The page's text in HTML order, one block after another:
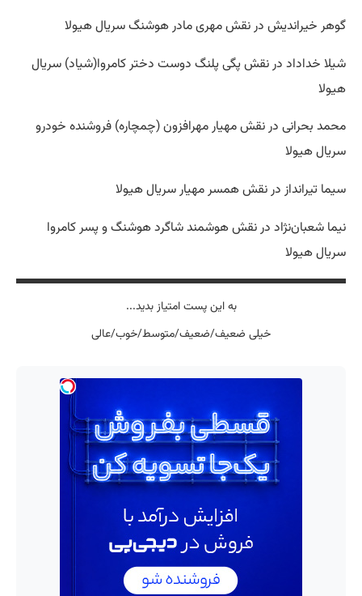
گوهر خیراندیش در نقش مهری مادر هوشنگ سریال هیولا
شیلا خداداد در نقش پگی پلنگ دوست دختر کامروا(شیاد) سریال
هیولا
محمد بحرانی در نقش مهیار مهرافزون (چمچاره) فروشنده خودرو
سریال هیولا
سیما تیرانداز در نقش همسر مهیار سریال هیولا
نیما شعبان‌نژاد در نقش هوشمند شاگرد هوشنگ و پسر کامروا
سریال هیولا
به این پست امتیاز بدید...
خیلی ضعیف/ضعیف/متوسط/خوب/عالی